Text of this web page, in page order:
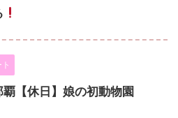
【休日】娘の初動物園